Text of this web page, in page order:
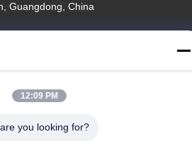
Guangdong, China
12:09 PM
you looking for?